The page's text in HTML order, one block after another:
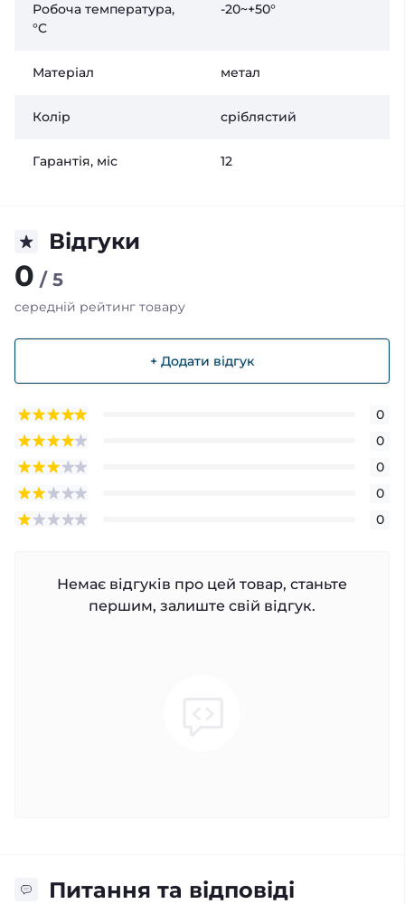
Робоча температура,
°C
-20~+50°
Матеріал метал
Колір сріблястий
Гарантія, міс 12
Відгуки
0 / 5
середній рейтинг товару
+ Додати відгук
0
0
0
0
0
Немає відгуків про цей товар, станьте
першим, залиште свій відгук.
Питання та відповіді